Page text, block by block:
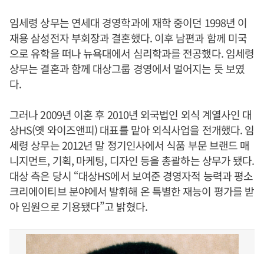
임세령 상무는 연세대 경영학과에 재학 중이던 1998년 이
재용 삼성전자 부회장과 결혼했다. 이후 남편과 함께 미국
으로 유학을 떠나 뉴욕대에서 심리학과를 전공했다. 임세령
상무는 결혼과 함께 대상그룹 경영에서 멀어지는 듯 보였
다.
그러나 2009년 이혼 후 2010년 외국법인 외식 계열사인 대
상HS(옛 와이즈앤피) 대표를 맡아 외식사업을 전개했다. 임
세령 상무는 2012년 말 정기인사에서 식품 부문 브랜드 매
니지먼트, 기획, 마케팅, 디자인 등을 총괄하는 상무가 됐다.
대상 측은 당시 “대상HS에서 보여준 경영자적 능력과 평소
크리에이티브 분야에서 발휘해 온 특별한 재능이 평가를 받
아 임원으로 기용됐다”고 밝혔다.